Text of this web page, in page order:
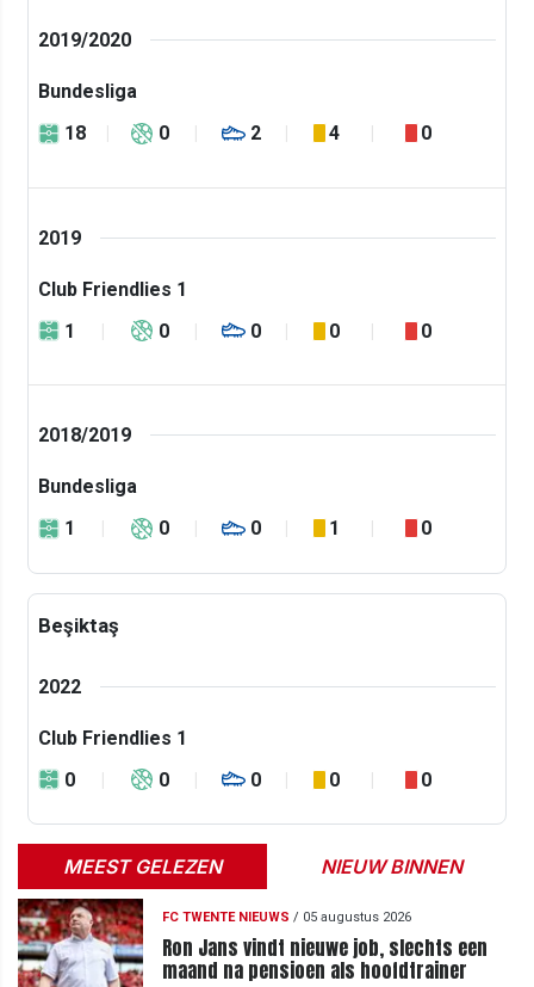
2019/2020
Bundesliga
18
0 2 4 0
2019
Club Friendlies 1
1
0 0 0 0
2018/2019
Bundesliga
1
0 0 1 0
Beşiktaş
2022
Club Friendlies 1
0
0 0 0 0
MEEST GELEZEN NIEUW BINNEN
FC TWENTE NIEUWS / 05 augustus 2026
Ron Jans vindt nieuwe job, slechts een
maand na pensioen als hoofdtrainer